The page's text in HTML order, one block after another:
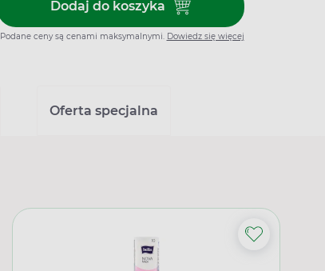
Dodaj do koszykaDodaj do koszyka 2KC, 12
Podane ceny są cenami maksymalnymi. Dowiedz się więcej
Oferta specjalna